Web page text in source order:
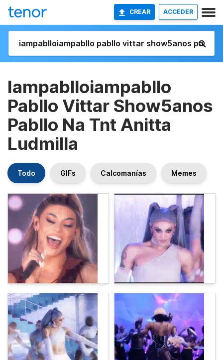
CREAR ACCEDER
Iampablloiampabllo
Pabllo Vittar Show5anos
Pabllo Na Tnt Anitta
Ludmilla
Todo GIFs Calcomanías Memes